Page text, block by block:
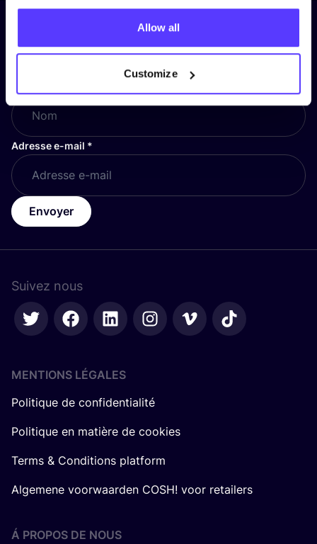
Allow all
Customize
Inscrivez-vous à notre lettre
d’information et restez informé !
Adresse e-mail *
Envoyer
Suivez nous
MENTIONS LÉGALES
Politique de confidentialité
Politique en matière de cookies
Terms & Conditions platform
Algemene voorwaarden COSH! voor retailers
Á PROPOS DE NOUS